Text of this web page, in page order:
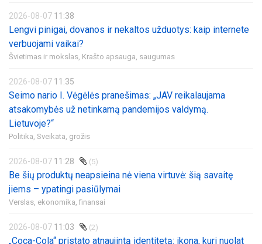
2026-08-07 11:38
Lengvi pinigai, dovanos ir nekaltos užduotys: kaip internete
verbuojami vaikai?
Švietimas ir mokslas, Krašto apsauga, saugumas
2026-08-07 11:35
Seimo nario I. Vėgėlės pranešimas: „JAV reikalaujama
atsakomybės už netinkamą pandemijos valdymą.
Lietuvoje?“
Politika, Sveikata, grožis
2026-08-07 11:28 (5)
Be šių produktų neapsieina nė viena virtuvė: šią savaitę
jiems – ypatingi pasiūlymai
Verslas, ekonomika, finansai
2026-08-07 11:03 (2)
„Coca-Cola“ pristato atnaujintą identitetą: ikona, kuri nuolat